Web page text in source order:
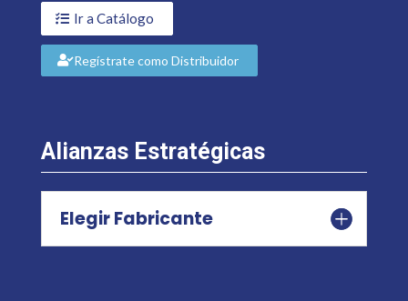
Ir a Catálogo
Regístrate como Distribuidor
Alianzas Estratégicas
Elegir Fabricante